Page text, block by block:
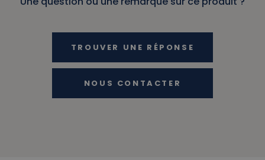
TROUVER UNE RÉPONSE
NOUS CONTACTER